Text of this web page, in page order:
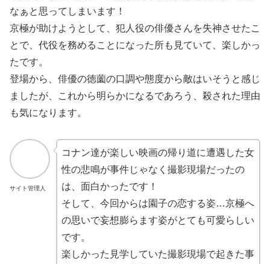
なぁと思ってしまいます！
京極が助けようとして、犯人役の俳優さんを失神させたこ
とで、代役を務めることになった所も見ていて、楽しかっ
たです。
登場から、俳優の徳薗の口調や態度から敵はいそうと感じ
ましたが、これから明らかになるであろう、殺された理由
も気になります。
サイト管理人
コナン達が楽しい映画の帰り道に遭遇した女
性の悲鳴が事件じゃなく撮影現場だったの
は、面白かったです！
そして、今回からは園子の恋する姿…京極へ
の思いで妄想膨らます姿がとても可愛らしい
です。
楽しかった見学していた撮影現場で起きた事